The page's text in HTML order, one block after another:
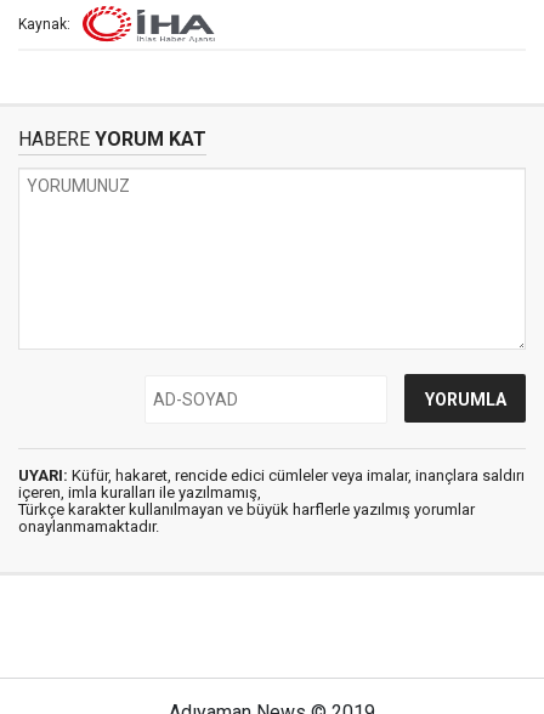
Kaynak:
HABERE YORUM KAT
UYARI: Küfür, hakaret, rencide edici cümleler veya imalar, inançlara saldırı
içeren, imla kuralları ile yazılmamış,
Türkçe karakter kullanılmayan ve büyük harflerle yazılmış yorumlar
onaylanmamaktadır.